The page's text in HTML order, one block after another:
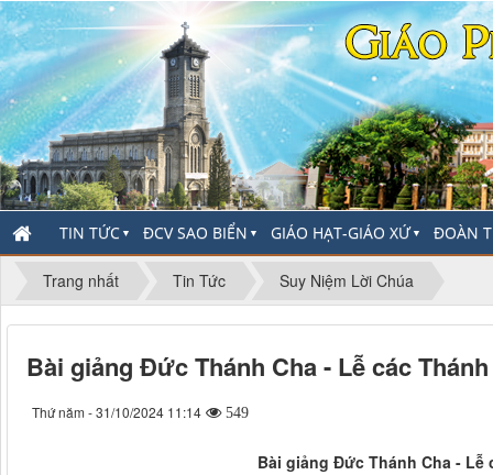
TIN TỨC ▼ ĐCV SAO BIỂN ▼ GIÁO HẠT-GIÁO XỨ▼ ĐOÀN
Trang nhất Tin Tức Suy Niệm Lời Chúa
Bài giảng Đức Thánh Cha - Lễ các
Thứ năm - 31/10/2024 11:14 549
Bài giảng Đức Thánh Cha - Lễ